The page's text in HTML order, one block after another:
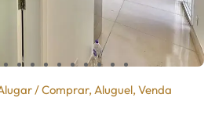
/ Comprar, Aluguel, Venda